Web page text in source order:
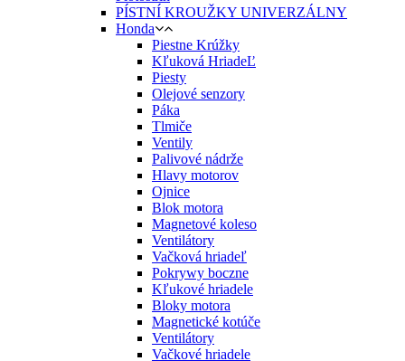
PÍSTNÍ KROUŽKY UNIVERZÁLNY
Honda
Piestne Krúžky
Kľuková HriadeĽ
Piesty
Olejové senzory
Páka
Tlmiče
Ventily
Palivové nádrže
Hlavy motorov
Ojnice
Blok motora
Magnetové koleso
Ventilátory
Vačková hriadeľ
Pokrywy boczne
Kľukové hriadele
Bloky motora
Magnetické kotúče
Ventilátory
Vačkové hriadele